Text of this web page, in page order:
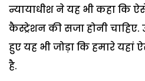
न्यायाधीश ने यह भी कहा कि
कैस्ट्रेशन की सजा होनी चाहिए.
हुए यह भी जोड़ा कि हमारे यहां
है.